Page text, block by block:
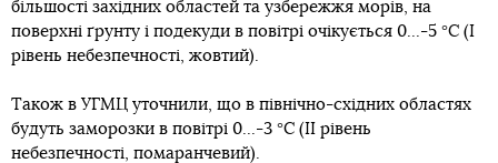
більшості західних областей та узбережжя морів, на
поверхні ґрунту і подекуди в повітрі очікується 0...-5 °С (I
рівень небезпечності, жовтий).
Також в УГМЦ уточнили, що в північно-східних областях
будуть заморозки в повітрі 0...-3 °С (ІІ рівень
небезпечності, помаранчевий).